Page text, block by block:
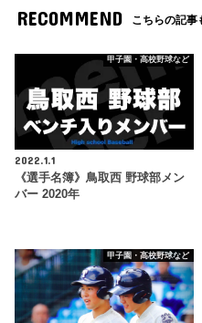
RECOMMEND こちらの記事
甲子園・高校野球など
2022.1.1
《選手名簿》鳥取西 野球部メン
バー 2020年
甲子園・高校野球など